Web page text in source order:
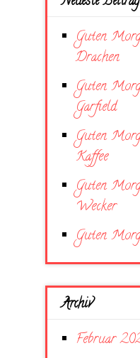
Guten
Drachen
Guten
Garfield
Guten
Kaffee
Guten
Wecker
Guten
Archiv
Februar